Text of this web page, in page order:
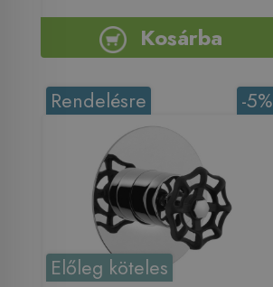
Kosárba
-5%
Rendelésre
Előleg köteles